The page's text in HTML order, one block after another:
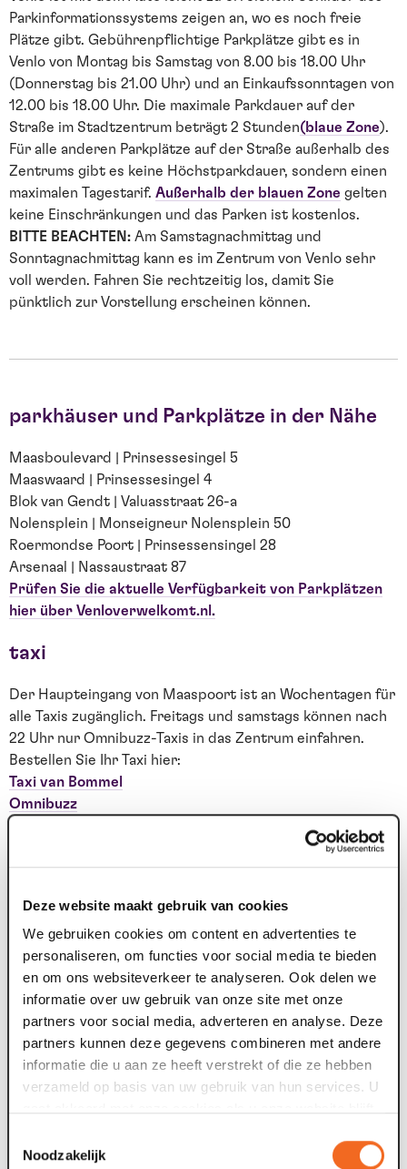
Deze website maakt gebruik van cookies
We gebruiken cookies om content en advertenties te
personaliseren, om functies voor social media te bieden
en om ons websiteverkeer te analyseren. Ook delen we
informatie over uw gebruik van onze site met onze
partners voor social media, adverteren en analyse. Deze
partners kunnen deze gegevens combineren met andere
informatie die u aan ze heeft verstrekt of die ze hebben
verzameld op basis van uw gebruik van hun services. U
Noodzakelijk
Parkinformationssystems zeigen an, wo es noch freie
Plätze gibt. Gebührenpflichtige Parkplätze gibt es in
Venlo von Montag bis Samstag von 8.00 bis 18.00 Uhr
(Donnerstag bis 21.00 Uhr) und an Einkaufssonntagen von
12.00 bis 18.00 Uhr. Die maximale Parkdauer auf der
Straße im Stadtzentrum beträgt 2 Stunden(blaue Zone).
Für alle anderen Parkplätze auf der Straße außerhalb des
Zentrums gibt es keine Höchstparkdauer, sondern einen
maximalen Tagestarif. Außerhalb der blauen Zone gelten
keine Einschränkungen und das Parken ist kostenlos.
BITTE BEACHTEN: Am Samstagnachmittag und
Sonntagnachmittag kann es im Zentrum von Venlo sehr
voll werden. Fahren Sie rechtzeitig los, damit Sie
pünktlich zur Vorstellung erscheinen können.
parkhäuser und Parkplätze in der Nähe
Maasboulevard | Prinsessesingel 5
Maaswaard | Prinsessesingel 4
Blok van Gendt | Valuasstraat 26-a
Nolensplein | Monseigneur Nolensplein 50
Roermondse Poort | Prinsessensingel 28
Arsenaal | Nassaustraat 87
Prüfen Sie die aktuelle Verfügbarkeit von Parkplätzen
hier über Venloverwelkomt.nl.
taxi
Der Haupteingang von Maaspoort ist an Wochentagen für
alle Taxis zugänglich. Freitags und samstags können nach
22 Uhr nur Omnibuzz-Taxis in das Zentrum einfahren.
Bestellen Sie Ihr Taxi hier:
Taxi van Bommel
Omnibuzz